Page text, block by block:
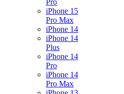
Pro
iPhone 15
Pro Max
iPhone 14
iPhone 14
Plus
iPhone 14
Pro
iPhone 14
Pro Max